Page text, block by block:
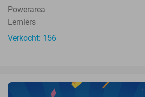
Powerarea
Lemiers
Verkocht: 156